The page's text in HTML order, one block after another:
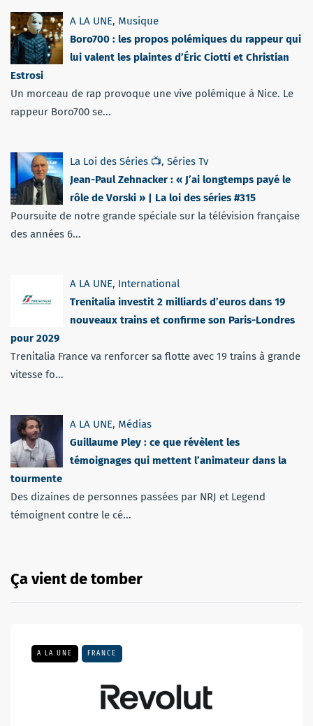
A LA UNE, Musique
Boro700 : les propos polémiques du rappeur qui
lui valent les plaintes d’Éric Ciotti et Christian
Estrosi
Un morceau de rap provoque une vive polémique à Nice. Le
rappeur Boro700 se...
La Loi des Séries 📺, Séries Tv
Jean-Paul Zehnacker : « J’ai longtemps payé le
rôle de Vorski » | La loi des séries #315
Poursuite de notre grande spéciale sur la télévision française
des années 6...
A LA UNE, International
Trenitalia investit 2 milliards d’euros dans 19
nouveaux trains et confirme son Paris-Londres
pour 2029
Trenitalia France va renforcer sa flotte avec 19 trains à grande
vitesse fo...
A LA UNE, Médias
Guillaume Pley : ce que révèlent les
témoignages qui mettent l’animateur dans la
tourmente
Des dizaines de personnes passées par NRJ et Legend
témoignent contre le cé...
Ça vient de tomber
A LA UNE FRANCE